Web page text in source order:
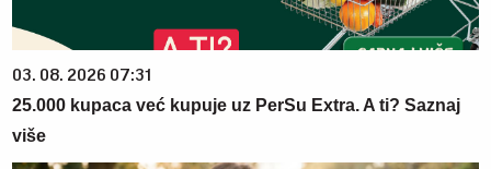
03. 08. 2026 07:31
25.000 kupaca već kupuje uz PerSu Extra. A ti? Saznaj
više